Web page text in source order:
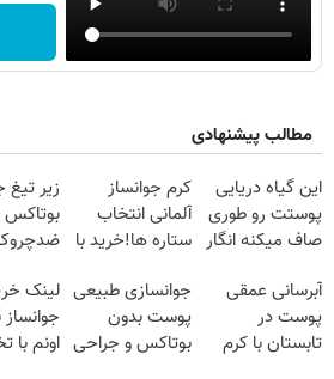
مطالب پیشنهادی
این گیاه دریایی
پوستت رو طوری
صاف میکنه انگار
شدی🔥
کرم جوانساز
آلمانی انتخاب
ستاره ها!خرید با
زیر
بوتاکس
آبرسانی عمقی
پوست در
تابستان با کرم
جوانسازی طبیعی
پوست بدون
بوتاکس و جراحی
لینک
اونم با